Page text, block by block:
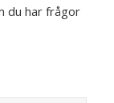
du har frågor